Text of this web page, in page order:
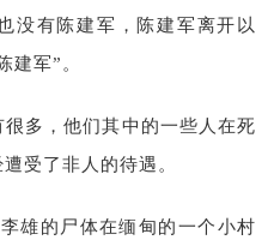
没有陈建军，陈建军离开以
建军”。
多，他们其中的一些人在死
受了非人的待遇。
雄的尸体在缅甸的一个小村